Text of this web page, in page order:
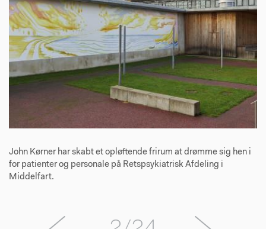
John Kørner har skabt et opløftende frirum at drømme sig hen i
for patienter og personale på Retspsykiatrisk Afdeling i
Middelfart.